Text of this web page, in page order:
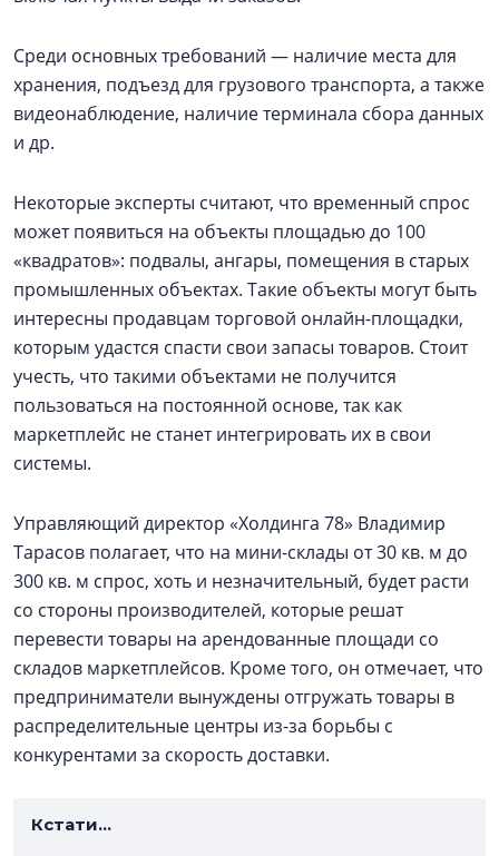
Среди основных требований — наличие места для
хранения, подъезд для грузового транспорта, а также
видеонаблюдение, наличие терминала сбора данных
и др.
Некоторые эксперты считают, что временный спрос
может появиться на объекты площадью до 100
«квадратов»: подвалы, ангары, помещения в старых
промышленных объектах. Такие объекты могут быть
интересны продавцам торговой онлайн-площадки,
которым удастся спасти свои запасы товаров. Стоит
учесть, что такими объектами не получится
пользоваться на постоянной основе, так как
маркетплейс не станет интегрировать их в свои
системы.
Управляющий директор «Холдинга 78» Владимир
Тарасов полагает, что на мини-склады от 30 кв. м до
300 кв. м спрос, хоть и незначительный, будет расти
со стороны производителей, которые решат
перевести товары на арендованные площади со
складов маркетплейсов. Кроме того, он отмечает, что
предприниматели вынуждены отгружать товары в
распределительные центры из-за борьбы с
конкурентами за скорость доставки.
Кстати…